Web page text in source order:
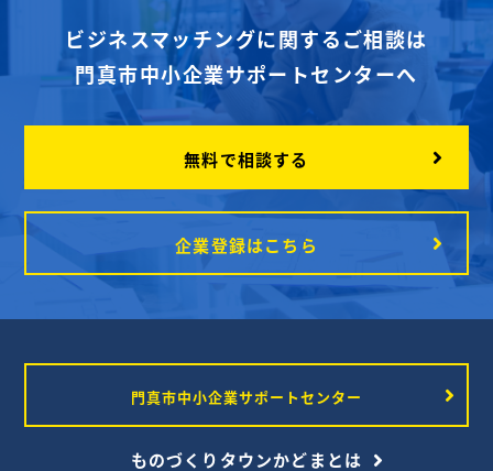
ビジネスマッチングに関するご相談は
門真市中小企業サポートセンターへ
無料で相談する
企業登録はこちら
門真市中小企業サポートセンター
ものづくりタウンかどまとは